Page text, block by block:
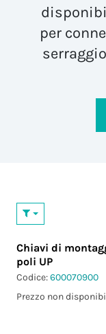
per
Chiavi di
poli UP
Codice:600070900
Prezzo non